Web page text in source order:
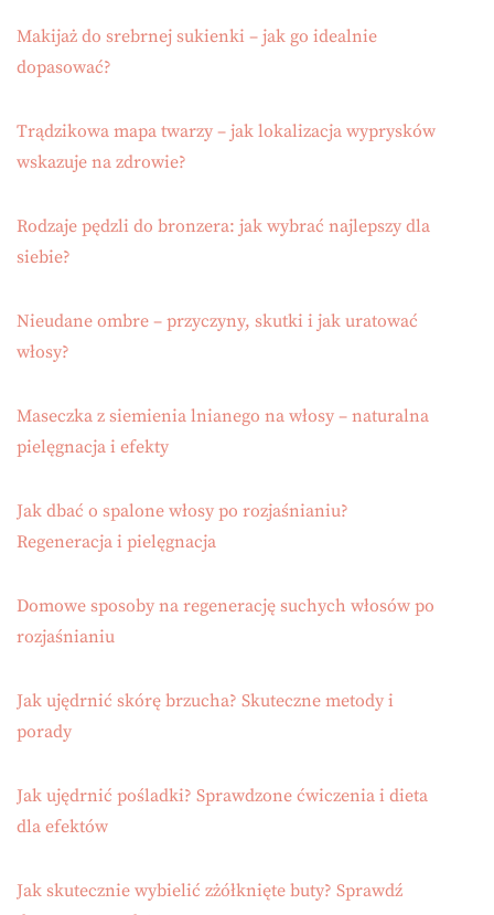
Makijaż do srebrnej sukienki – jak go idealnie
dopasować?
Trądzikowa mapa twarzy – jak lokalizacja wyprysków
wskazuje na zdrowie?
Rodzaje pędzli do bronzera: jak wybrać najlepszy dla
siebie?
Nieudane ombre – przyczyny, skutki i jak uratować
włosy?
Maseczka z siemienia lnianego na włosy – naturalna
pielęgnacja i efekty
Jak dbać o spalone włosy po rozjaśnianiu?
Regeneracja i pielęgnacja
Domowe sposoby na regenerację suchych włosów po
rozjaśnianiu
Jak ujędrnić skórę brzucha? Skuteczne metody i
porady
Jak ujędrnić pośladki? Sprawdzone ćwiczenia i dieta
dla efektów
Jak skutecznie wybielić zżółknięte buty? Sprawdź